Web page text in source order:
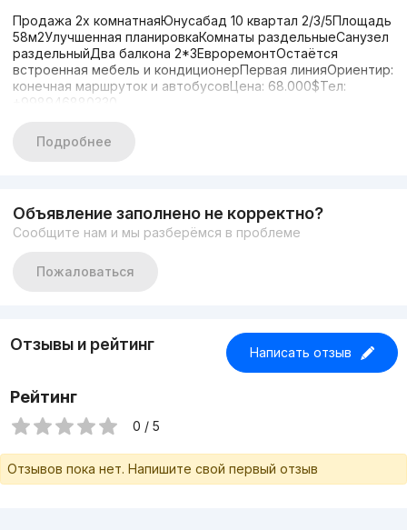
Продажа 2х комнатнаяЮнусабад 10 квартал 2/3/5Площадь
58м2Улучшенная планировкаКомнаты раздельныеСанузел
раздельныйДва балкона 2*3ЕвроремонтОстаётся
встроенная мебель и кондиционерПервая линияОриентир:
конечная маршруток и автобусовЦена: 68.000$Тел:
+998946880330
Подробнее
Объявление заполнено не корректно?
Сообщите нам и мы разберёмся в проблеме
Пожаловаться
Отзывы и рейтинг Написать отзыв
Рейтинг
0 / 5
Отзывов пока нет. Напишите свой первый отзыв